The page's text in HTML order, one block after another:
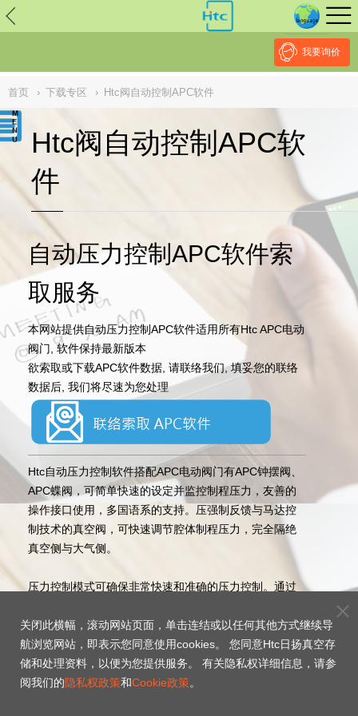
// replaced by scott on 2026/7/20 reason: high risk: Unsafe
Implementation Of Subresource Integrity /**/ // ------------------------------
我要询价
首页 › 下载专区 › Htc阀自动控制APC软件
Htc阀自动控制APC软
件
自动压力控制APC软件索
取服务
本网站提供自动压力控制APC软件适用所有Htc APC电动
阀门, 软件保持最新版本
欲索取或下载APC软件数据, 请联络我们, 填妥您的联络
数据后, 我们将尽速为您处理
Htc自动压力控制软件搭配APC电动阀门有APC钟摆阀、
APC蝶阀，可简单快速的设定并监控制程压力，友善的
操作接口使用，多国语系的支持。压强制反馈与马达控
制技术的真空阀，可快速调节腔体制程压力，完全隔绝
真空侧与大气侧。
压力控制模式可确保非常快速和准确的压力控制。通过
动确定系统优化参数。由于采用了智能学习功能，因此
控制器适应不同条件（气体种类，气体流量），从而确
保在任何时间进行良好压力控制。
关闭此横幅，滚动网站页面，单击连结或以任何其他方式继续导
航浏览网站，即表示您同意使用cookies。 您同意Htc日扬真空存
储和处理资料，以便为您提供服务。 有关隐私权详细信息，请参
阅我们的隐私权政策和Cookie政策。